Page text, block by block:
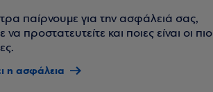
παίρνουμε για την ασφάλειά σας,
προστατευτείτε και ποιες είναι οι πιο
η ασφάλεια